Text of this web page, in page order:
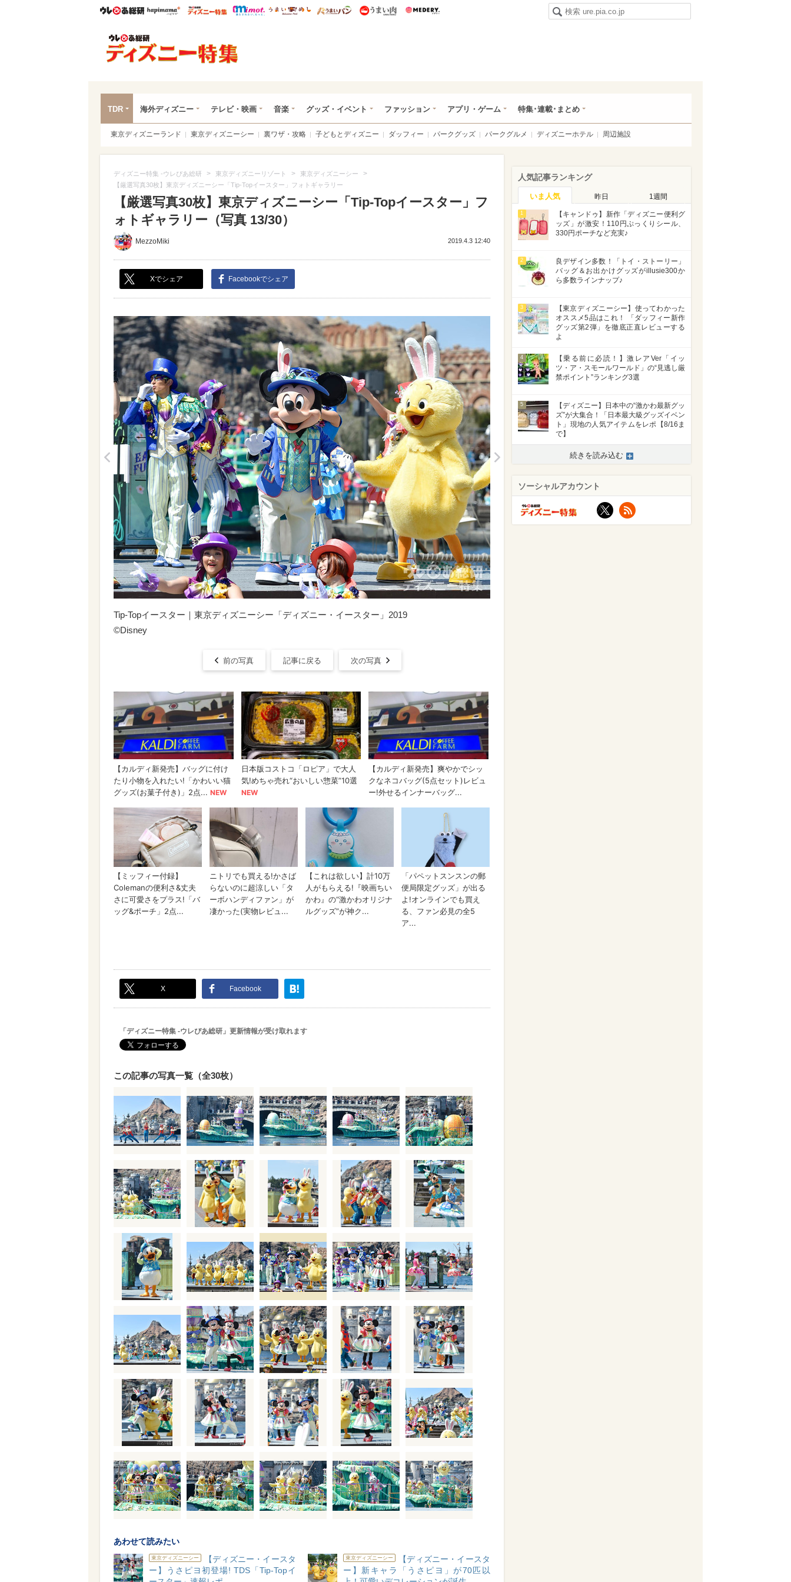
ウレぴあ総研ハピママ* ウレぴあ総研 ディズニー特集
mimot. うまいめし うまいパン うまい肉
TDR 海外ディズニー テレビ・映画 音楽 グッズ・イベント ファッション アプリ・ゲーム 特集･連載･まとめ
東京ディズニーランド 東京ディズニーシー 裏ワザ・攻略 子どもとディズニー ダッフィー パークグッズ パークグルメ ディズニーホテル 周辺施設
ディズニー特集 -ウレぴあ総研 > 東京ディズニーリゾート > 東京ディズニーシー >
【厳選写真30枚】東京ディズニーシー「Tip-Topイースター」フォトギャラリー
【厳選写真30枚】東京ディズニーシー「Tip-Topイースター」フ
ォトギャラリー（写真 13/30）
MezzoMiki 2019.4.3 12:40
Xでシェア Facebookでシェア
Tip-Topイースター｜東京ディズニーシー「ディズニー・イースター」2019
©︎Disney
前の写真 記事に戻る 次の写真
X Facebook
「ディズニー特集 -ウレぴあ総研」更新情報が受け取れます
この記事の写真一覧（全30枚）
あわせて読みたい
東京ディズニーシー
【ディズニー・イースタ
ー】うさピヨ初登場! TDS「Tip-Topイ
東京ディズニーシー
【ディズニー・イースタ
ー】新キャラ「うさピヨ」が70匹以
人気記事ランキング
いま人気 昨日 1週間
1
【キャンドゥ】新作「ディズニー便利グ
ッズ」が激安！110円ぷっくりシール、
330円ポーチなど充実♪
2
良デザイン多数！「トイ・ストーリー」
バッグ＆お出かけグッズがillusie300か
ら多数ラインナップ♪
3
【東京ディズニーシー】使ってわかった
オススメ5品はこれ！ 「ダッフィー新作
グッズ第2弾」を徹底正直レビューする
よ
4
【乗る前に必読！】激レアVer「イッ
ツ・ア・スモールワールド」の“見逃し厳
禁ポイント”ランキング3選
5
【ディズニー】日本中の“激かわ最新グッ
ズ”が大集合！「日本最大級グッズイベン
ト」現地の人気アイテムをレポ【8/16ま
で】
続きを読み込む
ソーシャルアカウント
X